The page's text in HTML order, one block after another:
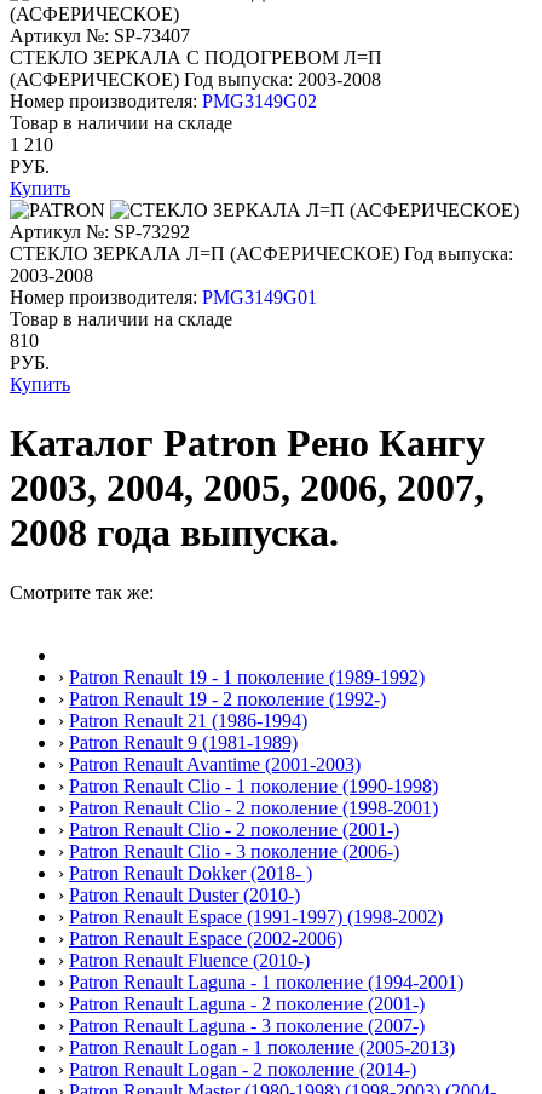
Артикул №: SP-73407
СТЕКЛО ЗЕРКАЛА С ПОДОГРЕВОМ Л=П
(АСФЕРИЧЕСКОЕ) Год выпуска: 2003-2008
Номер производителя: PMG3149G02
Товар в наличии на складе
1 210
РУБ.
Купить
Артикул №: SP-73292
СТЕКЛО ЗЕРКАЛА Л=П (АСФЕРИЧЕСКОЕ) Год выпуска:
2003-2008
Номер производителя: PMG3149G01
Товар в наличии на складе
810
РУБ.
Купить
Каталог Patron Рено Кангу
2003, 2004, 2005, 2006, 2007,
2008 года выпуска.
Смотрите так же:
› Patron Renault 19 - 1 поколение (1989-1992)
› Patron Renault 19 - 2 поколение (1992-)
› Patron Renault 21 (1986-1994)
› Patron Renault 9 (1981-1989)
› Patron Renault Avantime (2001-2003)
› Patron Renault Clio - 1 поколение (1990-1998)
› Patron Renault Clio - 2 поколение (1998-2001)
› Patron Renault Clio - 2 поколение (2001-)
› Patron Renault Clio - 3 поколение (2006-)
› Patron Renault Dokker (2018- )
› Patron Renault Duster (2010-)
› Patron Renault Espace (1991-1997) (1998-2002)
› Patron Renault Espace (2002-2006)
› Patron Renault Fluence (2010-)
› Patron Renault Laguna - 1 поколение (1994-2001)
› Patron Renault Laguna - 2 поколение (2001-)
› Patron Renault Laguna - 3 поколение (2007-)
› Patron Renault Logan - 1 поколение (2005-2013)
› Patron Renault Logan - 2 поколение (2014-)